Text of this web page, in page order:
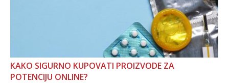
KAKO SIGURNO KUPOVATI PROIZVODE ZA
POTENCIJU ONLINE?